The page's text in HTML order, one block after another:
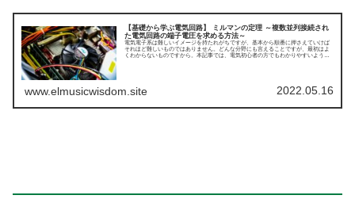
【基礎から学ぶ電気回路】 ミルマンの定理 ～複数並列接続され
た電気回路の端子電圧を求める方法～
電気電子系は難しいイメージを持たれがちですが、基本から順番に押さえていけば
それほど難しいものではありません。どんな分野にも言えることですが、最初はよ
くわからないものですから。本記事では、電気初心者の方でもわかりやすいよう
www.elmusicwisdom.site 2022.05.16